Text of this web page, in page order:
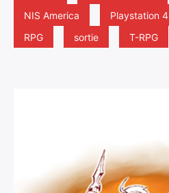
NIS America
Playstation 4
RPG
sortie T-RPG